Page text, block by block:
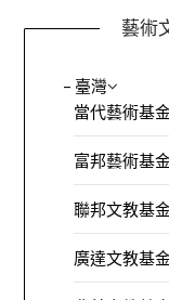
藝術
– 臺灣
當代藝術基
富邦藝術基
聯邦文教基
廣達文教基